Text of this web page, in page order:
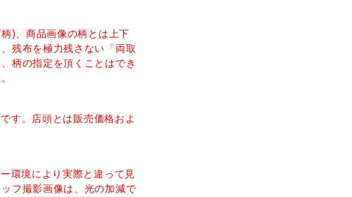
)、商品画像の柄とは上下
残布を極力残さない「両取
柄の指定を頂くことはでき
す。店頭とは販売価格およ
環境により実際と違って見
フ撮影画像は、光の加減で